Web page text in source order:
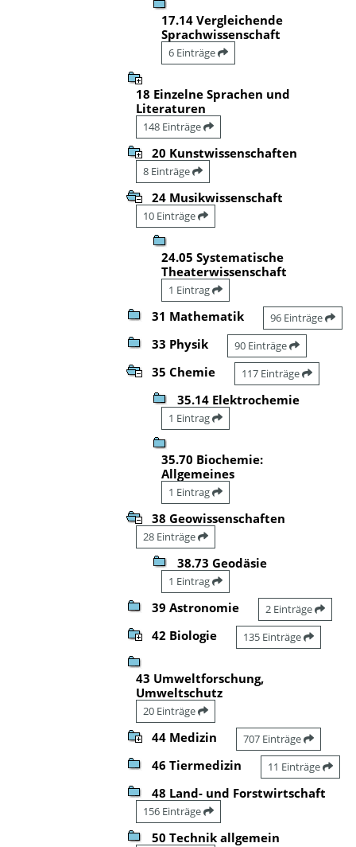
17.14 Vergleichende
Sprachwissenschaft
6 Einträge
18 Einzelne Sprachen und
Literaturen
148 Einträge
20 Kunstwissenschaften
8 Einträge
24 Musikwissenschaft
10 Einträge
24.05 Systematische
Theaterwissenschaft
1 Eintrag
31 Mathematik 96 Einträge
33 Physik 90 Einträge
35 Chemie 117 Einträge
35.14 Elektrochemie
1 Eintrag
35.70 Biochemie:
Allgemeines
1 Eintrag
38 Geowissenschaften
28 Einträge
38.73 Geodäsie
1 Eintrag
39 Astronomie 2 Einträge
42 Biologie 135 Einträge
43 Umweltforschung,
Umweltschutz
20 Einträge
44 Medizin 707 Einträge
46 Tiermedizin 11 Einträge
48 Land- und Forstwirtschaft
156 Einträge
50 Technik allgemein